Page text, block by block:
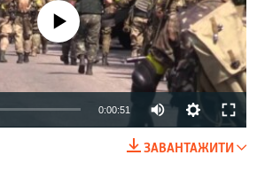
source currently available
0:00:51
ЗАВАНТАЖИТИ